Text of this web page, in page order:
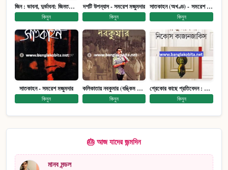
জিন : ভাবনা, দুর্ভাবনা: জিনতত্ত্ব সমাজ ইতিহাস (পেপারব্যাক)
কিনুন
দশটি উপন্যাস - সমরেশ মজুমদার
কিনুন
সাতকাহন (অখণ্ড) - সমরেশ মজুমদার
কিনুন
সাতকাহন - সমরেশ মজুমদার
কিনুন
কলিকাতায় নবকুমার (বঙ্কিম পুরষ্কারে সম্মানিত)(মানবিক মেগা উপন্যাস)
কিনুন
গ্রেকোর কাছে প্রতিবেদন : আত্মজীবনী
কিনুন
🎂 আজ যাদের জন্মদিন
মানব মন্ডল